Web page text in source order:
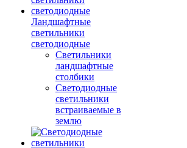
Ландшафтные
светильники
светодиодные
Светильники
ландшафтные
столбики
Светодиодные
светильники
встраиваемые в
землю